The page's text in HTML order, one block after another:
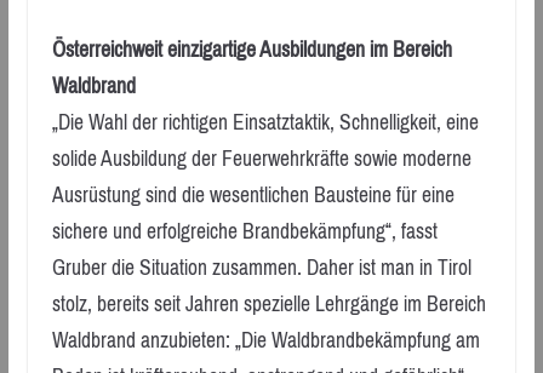
Österreichweit einzigartige Ausbildungen im Bereich
Waldbrand
„Die Wahl der richtigen Einsatztaktik, Schnelligkeit, eine
solide Ausbildung der Feuerwehrkräfte sowie moderne
Ausrüstung sind die wesentlichen Bausteine für eine
sichere und erfolgreiche Brandbekämpfung“, fasst
Gruber die Situation zusammen. Daher ist man in Tirol
stolz, bereits seit Jahren spezielle Lehrgänge im Bereich
Waldbrand anzubieten: „Die Waldbrandbekämpfung am